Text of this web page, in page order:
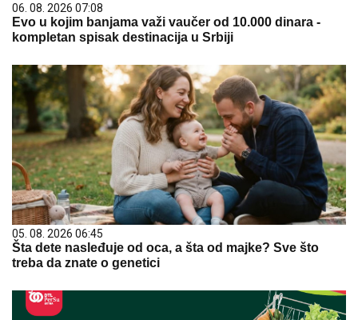
06. 08. 2026 07:08
Evo u kojim banjama važi vaučer od 10.000 dinara -
kompletan spisak destinacija u Srbiji
05. 08. 2026 06:45
Šta dete nasleđuje od oca, a šta od majke? Sve što
treba da znate o genetici